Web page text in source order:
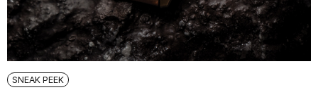
SNEAK PEEK